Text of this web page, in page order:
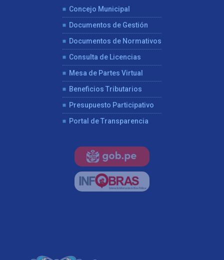
Concejo Municipal
Documentos de Gestión
Documentos de Normativos
Consulta de Licencias
Mesa de Partes Virtual
Beneficios Tributarios
Presupuesto Participativo
Portal de Transparencia